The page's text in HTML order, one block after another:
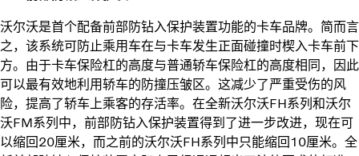
沃尔沃是首个配备前部防钻入保护装置功能的卡车品牌。简而言
之，该系统可防止乘用车在与卡车发生正面碰撞时楔入卡车前下
方。由于卡车保险杠的高度与普通轿车保险杠的高度相同，因此
可以最有效地利用轿车的防撞压皱区。这减少了严重受伤的风
险，提高了轿车上乘客的存活率。在全新沃尔沃FH系列和沃尔
沃FM系列中，前部防钻入保护装置得到了进一步改进，现在可
以缩回20厘米，而之前的沃尔沃FH系列中只能缩回10厘米。全